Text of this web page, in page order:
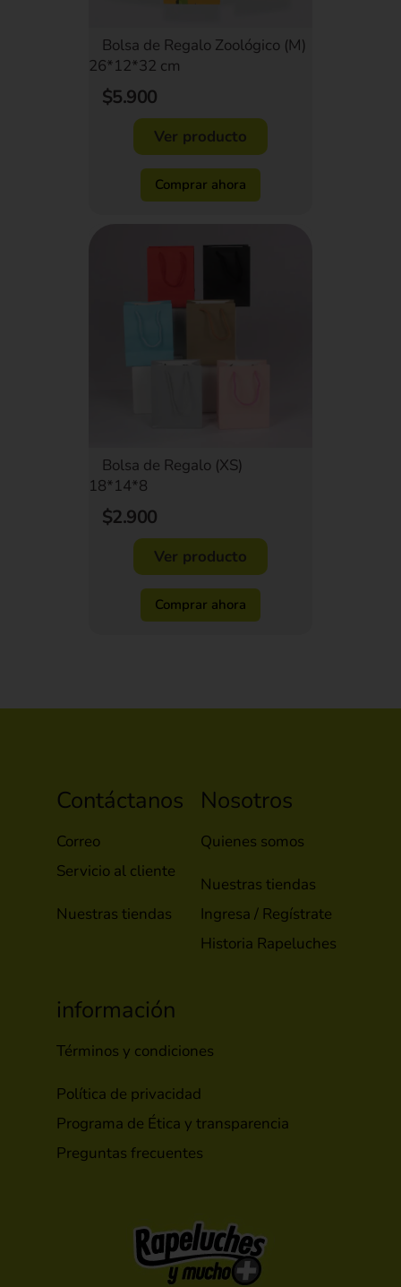
Bolsa de Regalo Zoológico (M)
26*12*32 cm
$5.900
Ver producto
Comprar ahora
Bolsa de Regalo (XS)
18*14*8
$2.900
Ver producto
Comprar ahora
Contáctanos
Correo
Servicio al cliente
Nuestras tiendas
Nosotros
Quienes somos
Nuestras tiendas
Ingresa / Regístrate
Historia Rapeluches
información
Términos y condiciones
Política de privacidad
Programa de Ética y transparencia
Preguntas frecuentes